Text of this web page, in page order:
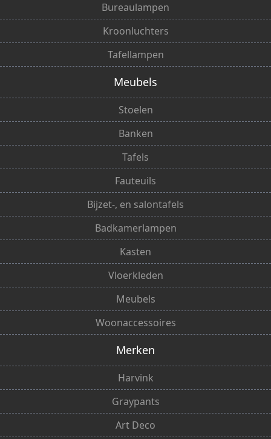
Bureaulampen
Kroonluchters
Tafellampen
Meubels
Stoelen
Banken
Tafels
Fauteuils
Bijzet-, en salontafels
Badkamerlampen
Kasten
Vloerkleden
Meubels
Woonaccessoires
Merken
Harvink
Graypants
Art Deco